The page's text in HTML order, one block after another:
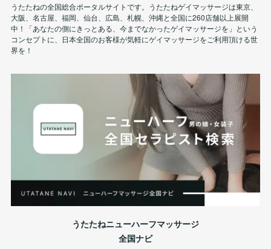
うたたねの全国総合ポータルサイトです。うたたねゲイマッサージは東京、
大阪、名古屋、福岡、仙台、広島、札幌、沖縄と全国に260店舗以上展開
中！「あなたの側にきっとある、今までなかったゲイマッサージを」という
コンセプトに、日本全国のお客様が気軽にゲイマッサージをご利用頂ける世
界を！
うたたねニューハーフマッサージ
全国ナビ